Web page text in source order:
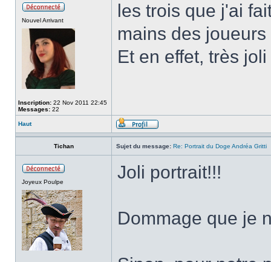
Nouvel Arrivant
Inscription: 22 Nov 2011 22:45
Messages: 22
les trois que j'ai
mains des joueurs
Et en effet, très
Haut
Tichan Sujet du message: Re: Portrait du Doge Andréa Gritti
Joyeux Poulpe Joli portrait!!!
Dommage que je